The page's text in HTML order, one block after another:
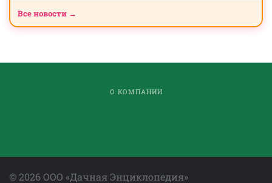
Все новости →
О КОМПАНИИ
©2026 ООО «Дачная Энциклопедия»